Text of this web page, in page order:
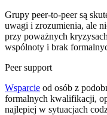
Grupy peer-to-peer są
uwagi i zrozumienia, ale
przy poważnych
wspólnoty i brak
Peer support
Wsparcie od osób z
formalnych kwalifikacji,
najlepiej w sytuacjach